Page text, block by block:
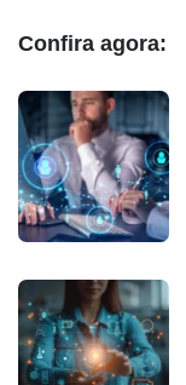
Confira agora: